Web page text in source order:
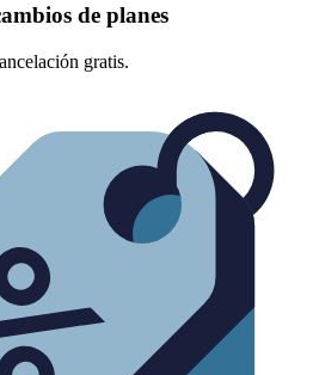
de planes
gratis.